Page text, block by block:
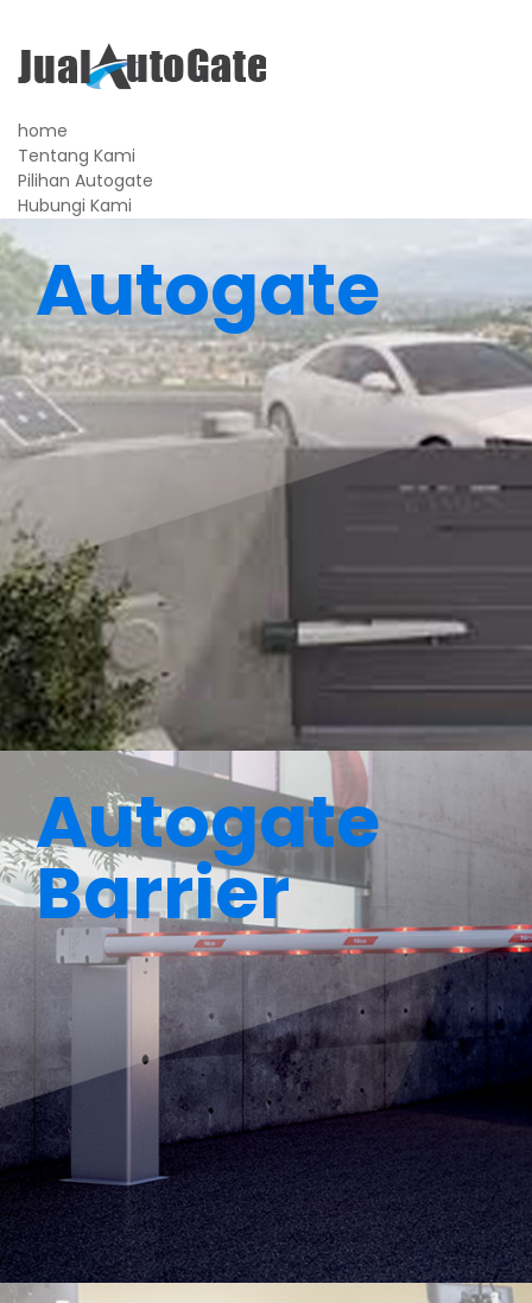
home
Tentang Kami
Pilihan Autogate
Hubungi Kami
Autogate
Autogate
Barrier